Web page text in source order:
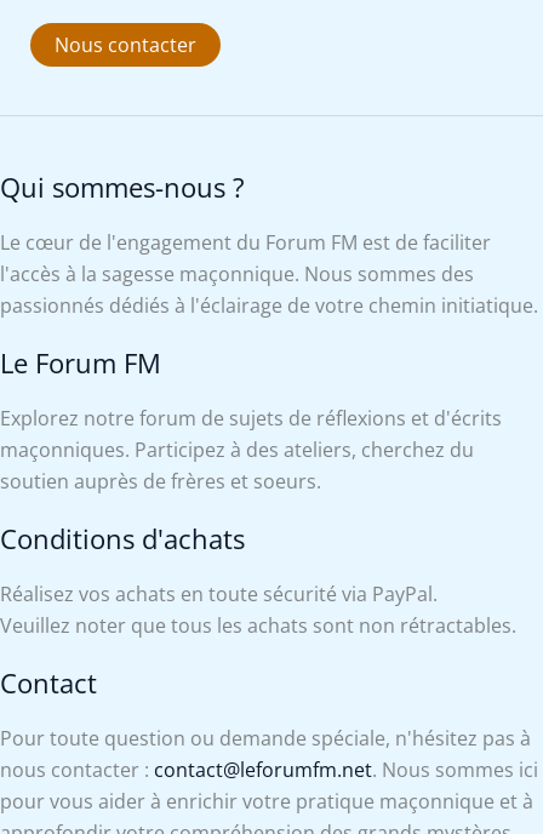
Nous contacter
Qui sommes-nous ?
Le cœur de l'engagement du Forum FM est de faciliter
l'accès à la sagesse maçonnique. Nous sommes des
passionnés dédiés à l'éclairage de votre chemin initiatique.
Le Forum FM
Explorez notre forum de sujets de réflexions et d'écrits
maçonniques. Participez à des ateliers, cherchez du
soutien auprès de frères et soeurs.
Conditions d'achats
Réalisez vos achats en toute sécurité via PayPal.
Veuillez noter que tous les achats sont non rétractables.
Contact
Pour toute question ou demande spéciale, n'hésitez pas à
nous contacter : contact@leforumfm.net. Nous sommes ici
pour vous aider à enrichir votre pratique maçonnique et à